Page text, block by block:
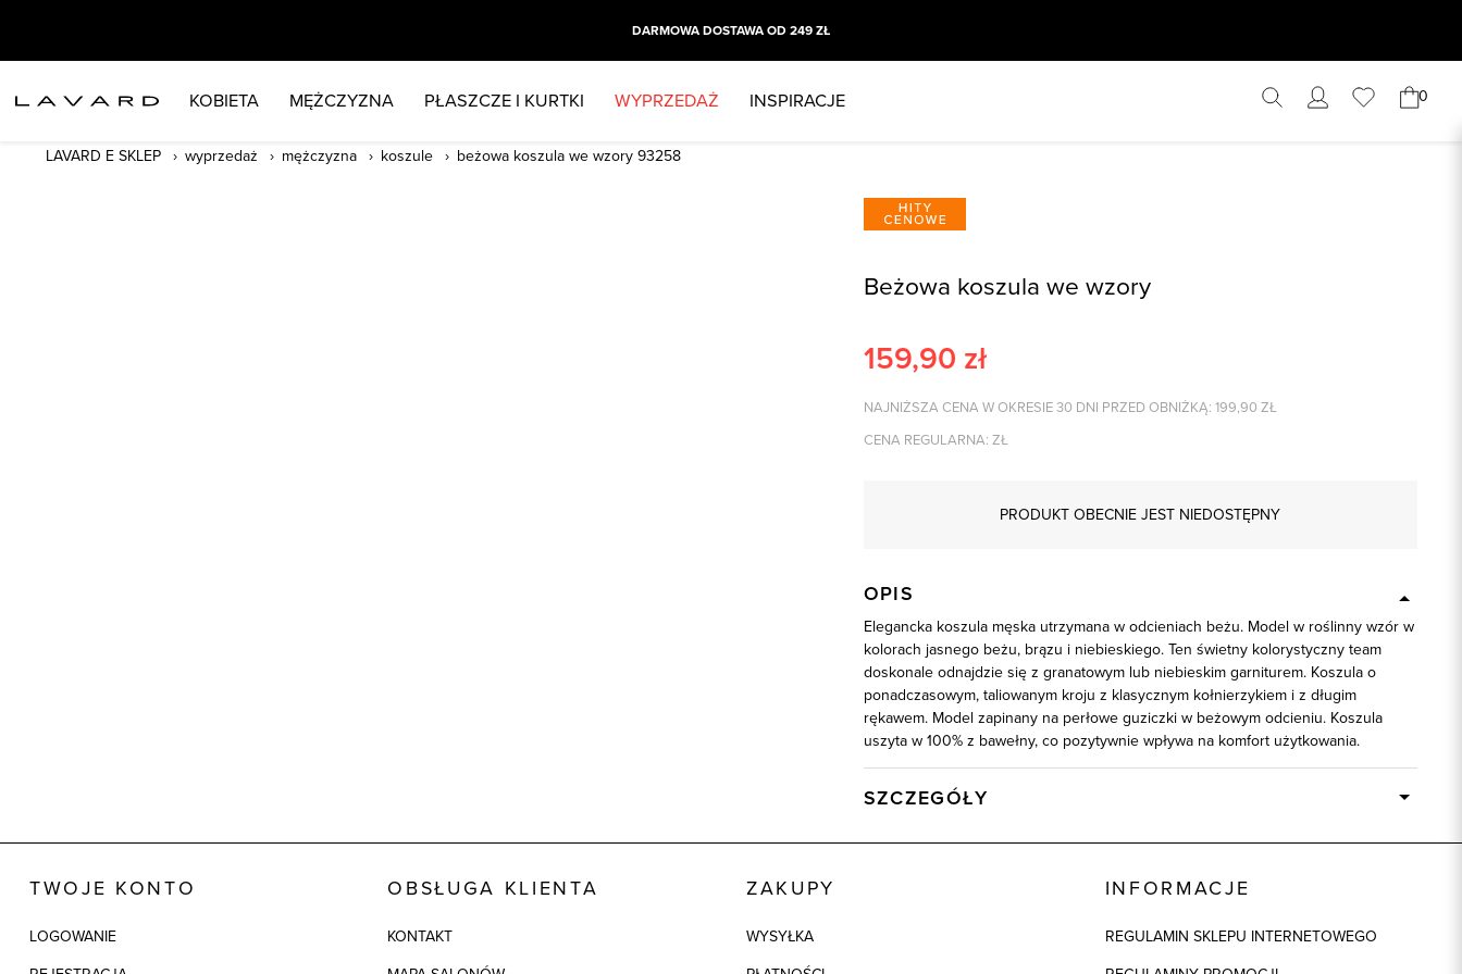
DARMOWA DOSTAWA OD 249 ZŁ
KOBIETA MĘŻCZYZNA PŁASZCZE I KURTKI WYPRZEDAŻ INSPIRACJE 0
LAVARD E SKLEP wyprzedaż mężczyzna koszule beżowa koszula we wzory 93258
Beżowa koszula we wzory
159,90 zł
NAJNIŻSZA CENA W OKRESIE 30 DNI PRZED OBNIŻKĄ: 199,90 ZŁ
CENA REGULARNA: ZŁ
PRODUKT OBECNIE JEST NIEDOSTĘPNY
OPIS
Elegancka koszula męska utrzymana w odcieniach beżu. Model w roślinny wzór w
kolorach jasnego beżu, brązu i niebieskiego. Ten świetny kolorystyczny team
doskonale odnajdzie się z granatowym lub niebieskim garniturem. Koszula o
ponadczasowym, taliowanym kroju z klasycznym kołnierzykiem i z długim
rękawem. Model zapinany na perłowe guziczki w beżowym odcieniu. Koszula
uszyta w 100% z bawełny, co pozytywnie wpływa na komfort użytkowania.
SZCZEGÓŁY
100% Bawełna
TWOJE KONTO
LOGOWANIE
OBSŁUGA KLIENTA
KONTAKT
ZAKUPY
WYSYŁKA
INFORMACJE
REGULAMIN SKLEPU INTERNETOWEGO